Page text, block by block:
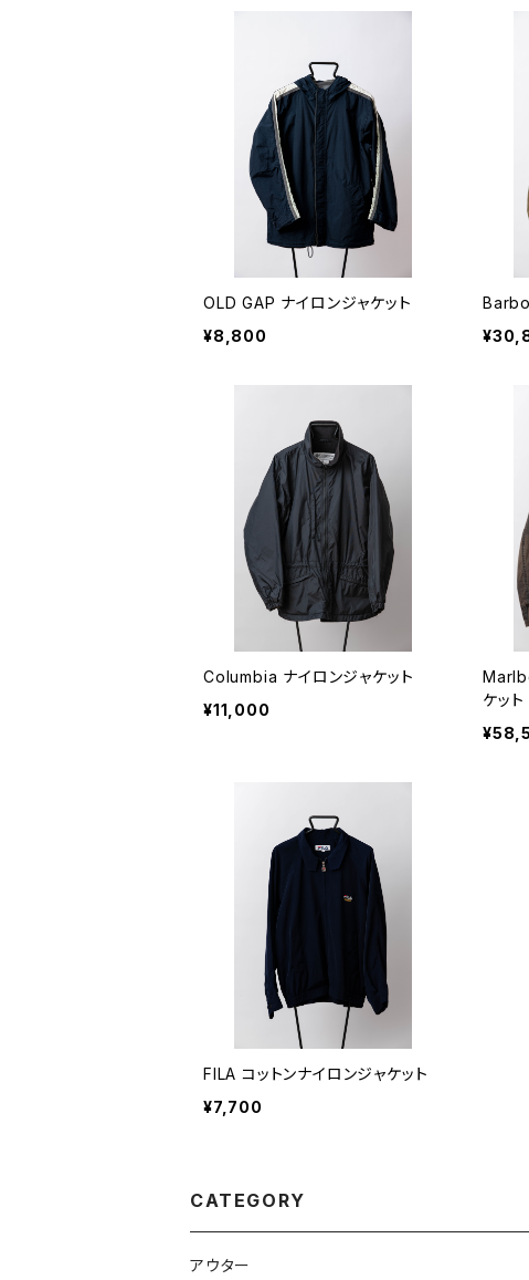
OLD GAP ナイロンジャケット
¥8,800
Columbia ナイロンジャケット
¥11,000
ケット
FILA コットンナイロンジャケット
¥7,700
CATEGORY
アウター